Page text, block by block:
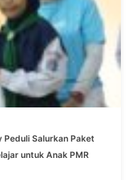
Peduli Salurkan Paket
untuk Anak PMR